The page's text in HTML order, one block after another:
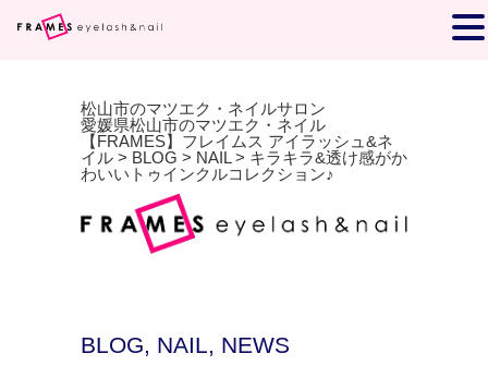
松山市のマツエク・ネイルサロン
愛媛県松山市のマツエク・ネイル
【FRAMES】フレイムス アイラッシュ&ネ
イル > BLOG > NAIL> キラキラ&透け感がか
わいいトゥインクルコレクション♪
BLOG, NAIL, NEWS